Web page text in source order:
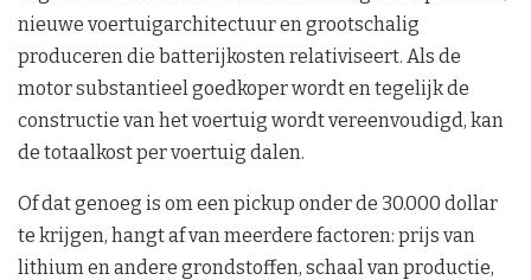
nieuwe voertuigarchitectuur en grootschalig
produceren die batterijkosten relativiseert. Als de
motor substantieel goedkoper wordt en tegelijk de
constructie van het voertuig wordt vereenvoudigd, kan
de totaalkost per voertuig dalen.
Of dat genoeg is om een pickup onder de 30.000 dollar
te krijgen, hangt af van meerdere factoren: prijs van
lithium en andere grondstoffen, schaal van productie,